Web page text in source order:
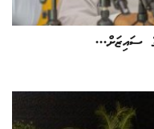
ސައިޒަށް...